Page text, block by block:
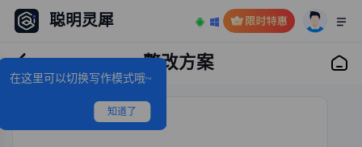
聪明灵犀
整改方案
在这里可以切换写作模式哦~
知道了